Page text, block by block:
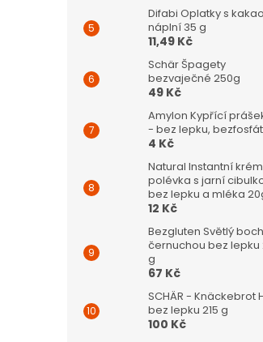
Difabi Oplatky s
náplní 35 g
11,49 Kč
Schär Špagety
bezvaječné 250g
49 Kč
Amylon Kypřící
- bez lepku,
4 Kč
Natural Instantní
polévka s jarní
bez lepku a mléka
12 Kč
Bezgluten Světlý
černuchou bez lepku
g
67 Kč
SCHÄR - Knäckebrot
bez lepku 215 g
100 Kč